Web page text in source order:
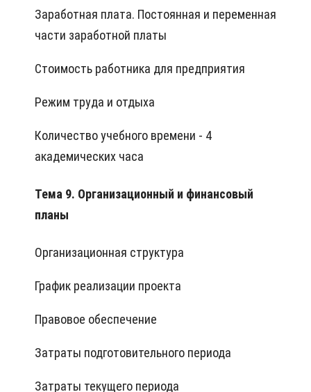
Заработная плата. Постоянная и переменная
части заработной платы
Стоимость работника для предприятия
Режим труда и отдыха
Количество учебного времени - 4
академических часа
Тема 9. Организационный и финансовый
планы
Организационная структура
График реализации проекта
Правовое обеспечение
Затраты подготовительного периода
Затраты текущего периода